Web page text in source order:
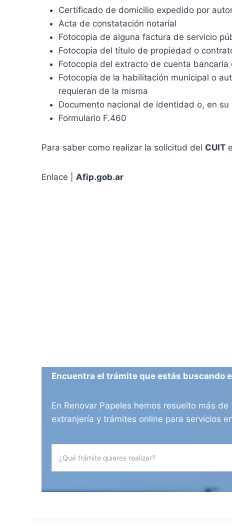
Certificado de domicilio expedido por
Acta de constatación notarial
Fotocopia de alguna factura de servicio
Fotocopia del título de propiedad o
Fotocopia del extracto de cuenta
Fotocopia de la habilitación municipal o
requieran de la misma
Documento nacional de identidad o, en
Formulario F.460
Para saber como realizar la solicitud del CUIT
Enlace | Afip.gob.ar
Encuentra el trámite que estás buscando
En Renovar Papeles hemos resuelto más
extranjería y trámites online para servicios